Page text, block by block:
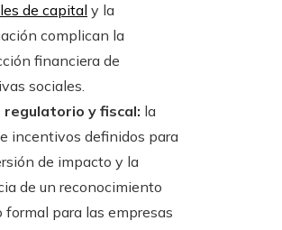
de capital y la
complican la
financiera de
sociales.
regulatorio y fiscal: la
incentivos definidos para
de impacto y la
de un reconocimiento
formal para las empresas